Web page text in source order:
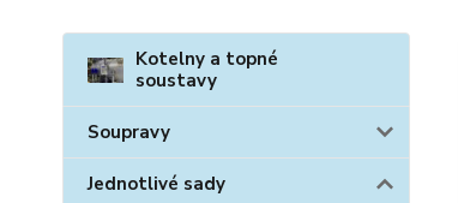
Kotelny a topné
soustavy
Soupravy
Jednotlivé sady